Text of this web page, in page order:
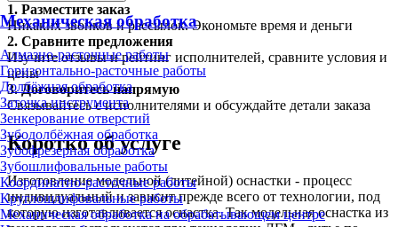
Механическая обработка
Алмазно-расточные работы
Горизонтально-расточные работы
Долбёжная обработка
Заточка инструмента
Зенкерование отверстий
Зубодолбёжная обработка
Зубофрезерная обработка
Зубошлифовальные работы
Координатно-расточные работы
Круглошлифовальные работы
Механическая обработка на обрабатывающем центре
1. Разместите заказ
Никаких звонков и рассылок. Экономьте время и деньги
2. Сравните предложения
Изучите отзывы и рейтинг исполнителей, сравните условия и
цены
3.Договоритесь напрямую
Связывайтесь с исполнителями и обсуждайте детали заказа
Коротко об услуге
Изготовление модельной (литейной) оснастки - процесс
индивидуальный и зависит прежде всего от технологии, под
которую изготавливается оснастка. Так модельная оснастка из